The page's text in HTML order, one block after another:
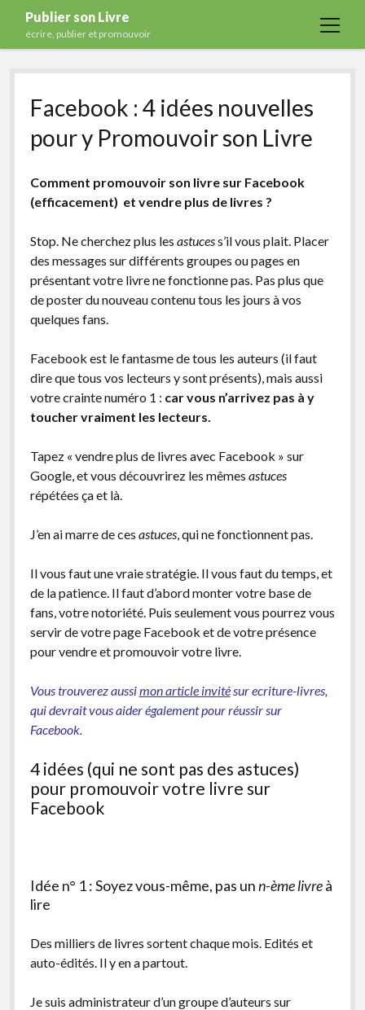
Publier son Livre
écrire, publier et promouvoir
open
Accueil
Formations
Services
Auto-édition
Ecriture
Actualités
A propos
facebookinstagram
youtubeemail-
form
Facebook : 4 idées nouvelles
pour y Promouvoir son Livre
Comment promouvoir son livre sur Facebook
(efficacement) et vendre plus de livres ?
Stop. Ne cherchez plus les astucess’il vous plait. Placer
des messages sur différents groupes ou pages en
présentant votre livre ne fonctionne pas. Pas plus que
de poster du nouveau contenu tous les jours à vos
quelques fans.
Facebook est le fantasme de tous les auteurs (il faut
dire que tous vos lecteurs y sont présents), mais aussi
votre crainte numéro 1 : car vous n’arrivez pas à y
toucher vraiment les lecteurs.
Tapez « vendre plus de livres avec Facebook » sur
Google, et vous découvrirez les mêmes astuces
répétées ça et là.
J’en ai marre de ces astuces, qui ne fonctionnent pas.
Il vous faut une vraie stratégie. Il vous faut du temps, et
de la patience. Il faut d’abord monter votre base de
fans, votre notoriété. Puis seulement vous pourrez vous
servir de votre page Facebook et de votre présence
pour vendre et promouvoir votre livre.
Vous trouverez aussimon article invitésur ecriture-livres,
qui devrait vous aider également pour réussir sur
Facebook.
4 idées (qui ne sont pas des astuces)
pour promouvoir votre livre sur
Facebook
Idée n° 1 : Soyez vous-même, pas unn-ème livreà
lire
Des milliers de livres sortent chaque mois. Edités et
auto-édités. Il y en a partout.
Je suis administrateur d’un groupe d’auteurs sur